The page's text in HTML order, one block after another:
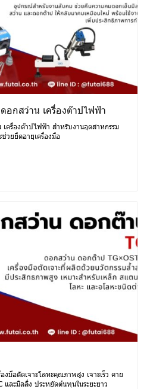
อกสว่าน เครื่องต๊าปไฟฟ้า
เครื่องต๊าปไฟฟ้า สำหรับงานอุตสาหกรรม
วยยืดอายุเครื่องมือ
มือตัดเจาะโลหะคุณภาพสูง เจาะเร็ว คาย
และมิลลิ่ง ประหยัดต้นทุนในระยะยาว